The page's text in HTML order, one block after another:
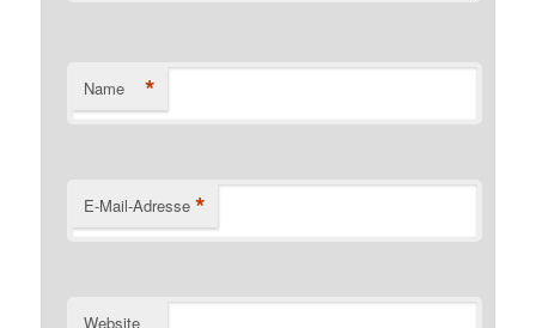
Name *
E-Mail-Adresse *
Website